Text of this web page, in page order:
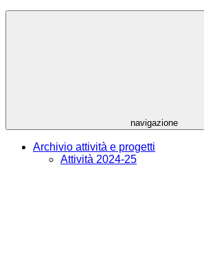
navigazione
Archivio attività e progetti
Attività 2024-25